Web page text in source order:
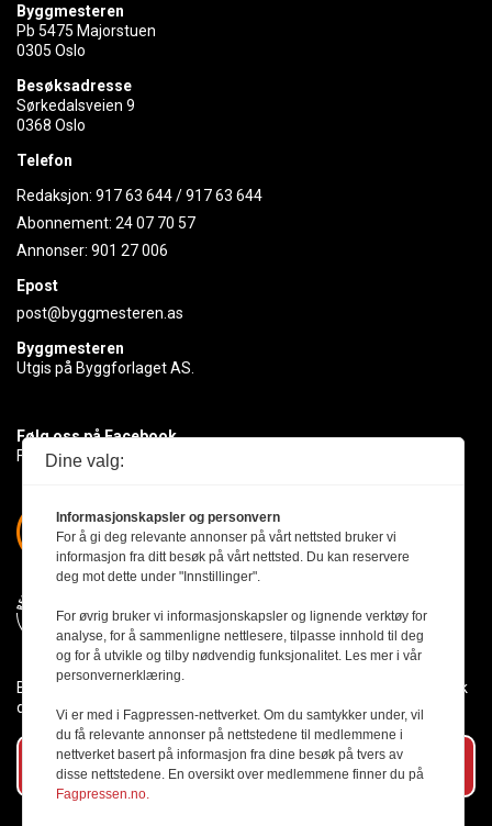
Byggmesteren
Pb 5475 Majorstuen
0305 Oslo
Besøksadresse
Sørkedalsveien 9
0368 Oslo
Telefon
Redaksjon: 917 63 644/917 63 644
Abonnement: 24 07 70 57
Annonser: 901 27 006
Epost
post@byggmesteren.as
Byggmesteren
Utgis på Byggforlaget AS.
Følg oss på Facebook
Få med deg det siste innen byggebransjen
Byggmesteren følger Vær Varsom-plakaten og presseetikken slik
den er nedfelt i Redaktørplakaten.
Abonner på vårt nyhetsbrev
Dine valg:
Informasjonskapsler og personvern
For å gi deg relevante annonser på vårt nettsted bruker vi
informasjon fra ditt besøk på vårt nettsted. Du kan reservere
deg mot dette under "Innstillinger".
For øvrig bruker vi informasjonskapsler og lignende verktøy for
analyse, for å sammenligne nettlesere, tilpasse innhold til deg
og for å utvikle og tilby nødvendig funksjonalitet. Les mer i vår
personvernerklæring.
Vi er med i Fagpressen-nettverket. Om du samtykker under, vil
du få relevante annonser på nettstedene til medlemmene i
nettverket basert på informasjon fra dine besøk på tvers av
disse nettstedene. En oversikt over medlemmene finner du på
Fagpressen.no.